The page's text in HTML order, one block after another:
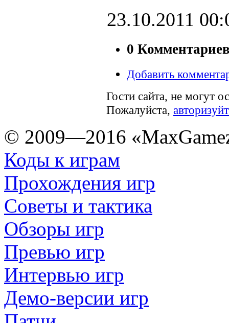
23.10.2011
0
Добавить
Гости сайта, не могут
Пожалуйста,
© 2009—2016
Коды к играм
Прохождения игр
Советы и тактика
Обзоры игр
Превью игр
Интервью игр
Демо-версии игр